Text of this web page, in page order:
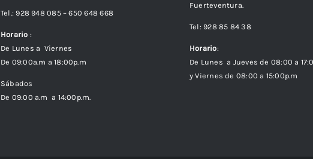
Tel.: 928 948 085 – 650 648 668
Horario :
De Lunes a Viernes
De 09:00a.m a 18:00p.m
Sábados
De 09:00 a.m a 14:00p.m.
Fuerteventura.
Tel: 928 85 84 38
Horario:
De Lunes a Jueves de 08:00 a
y Viernes de 08:00 a 15:00p.m